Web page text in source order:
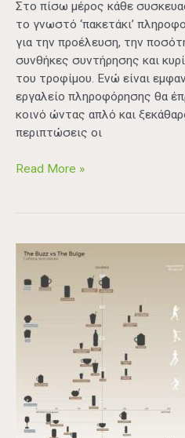
Στο πίσω μέρος κάθε
το γνωστό ‘πακετάκι’
για την προέλευση, την
συνθήκες συντήρησης και
του τροφίμου. Ενώ είναι
εργαλείο πληροφόρησης θα
κοινό ώντας απλό και
περιπτώσεις οι
Read More »
Όλα
είδη
και
οι
τους